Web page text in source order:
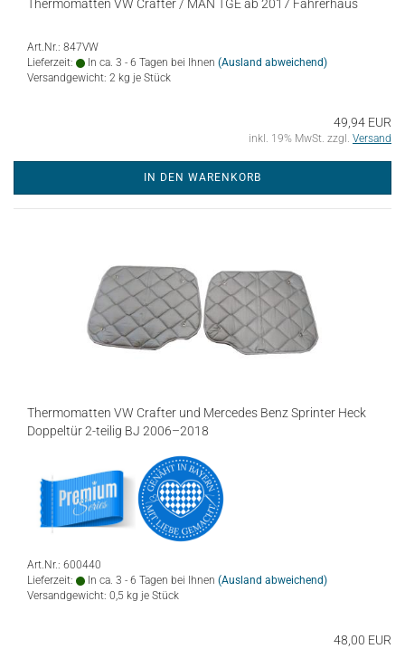
Thermomatten VW Crafter / MAN TGE ab 2017 Fahrerhaus
Art.Nr.: 847VW
Lieferzeit:
In ca. 3 - 6 Tagen bei Ihnen (Ausland abweichend)
Versandgewicht: 2 kg je Stück
49,94 EUR
inkl. 19% MwSt. zzgl. Versand
IN DEN WARENKORB
Thermomatten VW Crafter und Mercedes Benz Sprinter Heck
Doppeltür 2-teilig BJ 2006–2018
Art.Nr.: 600440
Lieferzeit:
In ca. 3 - 6 Tagen bei Ihnen (Ausland abweichend)
Versandgewicht: 0,5 kg je Stück
48,00 EUR